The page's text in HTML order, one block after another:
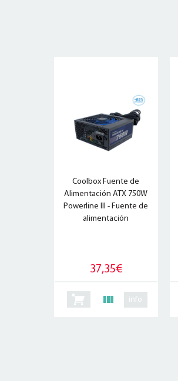
Coolbox Fuente de
Alimentación ATX 750W
Powerline III - Fuente de
alimentación
37,35€
info